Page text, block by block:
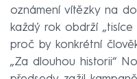
oznámení vítězky na
každý rok obdrží
proč by konkrétní
„Za dlouhou historii“